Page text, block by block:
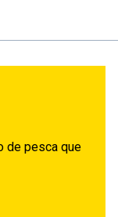
de pesca que